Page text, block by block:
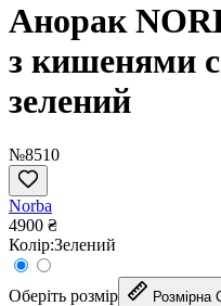
Анорак
з кишенями
зелений
№8510
Norba
4900 ₴
Колір:Зелений
Оберіть розмір Розмірна